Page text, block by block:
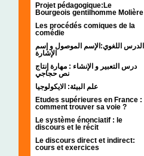
Projet pédagogique:Le
Bourgeois gentilhomme Molière
Les procédés comiques de la
comédie
الدرس اللغوي:الإسم الموصول و إسم
الإشارة
درس التعبير و الإنشاء : مهارة إنتاج
نص حجاجي
علم البيئة: الايكولوجيا
Etudes supérieures en France :
comment trouver sa voie ?
Le système énonciatif : le
discours et le récit
Le discours direct et indirect:
cours et exercices